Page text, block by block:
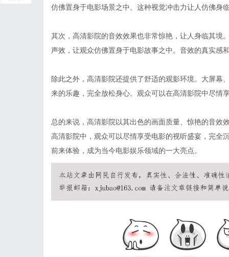
仿佛置身于电影场景之中。这种视觉冲击力让人仿佛身
其次，高清影院的音效效果也非常惊艳，让人身临其境
声效，让观众仿佛置身于电影故事之中。音效的真实感
除此之外，高清影院还提供了舒适的观影环境。大屏幕
来的乐趣，完全放松身心。观众可以在高清影院中尽情
总的来说，高清影院以其出色的画面质量、惊艳的音效
高清影院中，观众可以尽情享受电影的视听盛宴，完全
前来体验，成为当今电影娱乐领域的一大亮点。